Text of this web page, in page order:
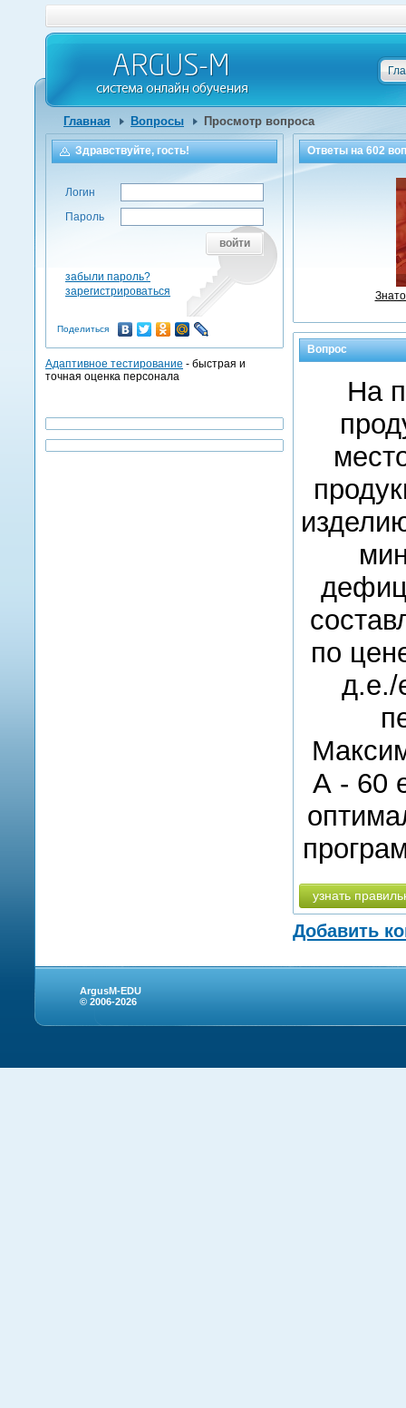
Главная Вопросы Просмотр вопроса
Ответы на602
Вопрос
На
по
д.е./
А - 60
узнать
Добавить
Здравствуйте, гость!
Логин
Пароль
войти
забыли пароль?
зарегистрироваться
Поделиться
Адаптивное тестирование - быстрая и
точная оценка персонала
ArgusM-EDU
© 2006-2026